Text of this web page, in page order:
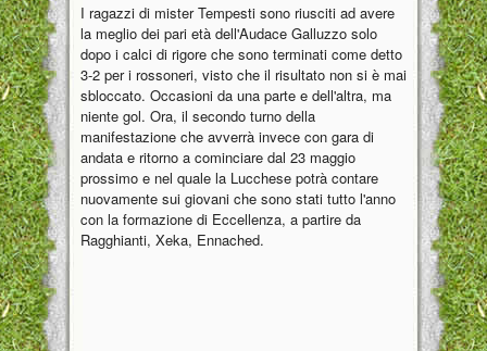
I ragazzi di mister Tempesti sono riusciti ad avere
la meglio dei pari età dell'Audace Galluzzo solo
dopo i calci di rigore che sono terminati come detto
3-2 per i rossoneri, visto che il risultato non si è mai
sbloccato. Occasioni da una parte e dell'altra, ma
niente gol. Ora, il secondo turno della
manifestazione che avverrà invece con gara di
andata e ritorno a cominciare dal 23 maggio
prossimo e nel quale la Lucchese potrà contare
nuovamente sui giovani che sono stati tutto l'anno
con la formazione di Eccellenza, a partire da
Ragghianti, Xeka, Ennached.